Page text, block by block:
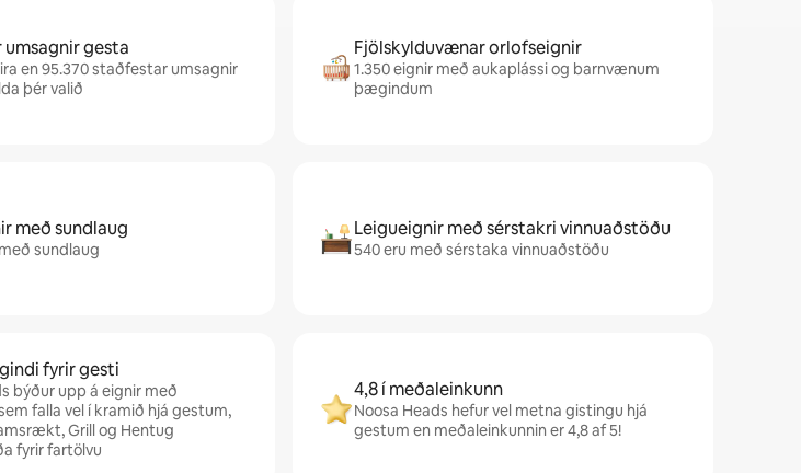
gesta
en 95.370 staðfestar umsagnir
þér valið
Fjölskylduvænar orlofseignir
1.350 eignir með aukaplássi og barnvænum
þægindum
með sundlaug
sundlaug
Leigueignir með sérstakri vinnuaðstöðu
540 eru með sérstaka vinnuaðstöðu
fyrir gesti
býður upp á eignir með
falla vel í kramið hjá gestum,
Grill og Hentug
fyrir fartölvu
4,8 í meðaleinkunn
Noosa Heads hefur vel metna gistingu hjá
gestum en meðaleinkunnin er 4,8 af 5!